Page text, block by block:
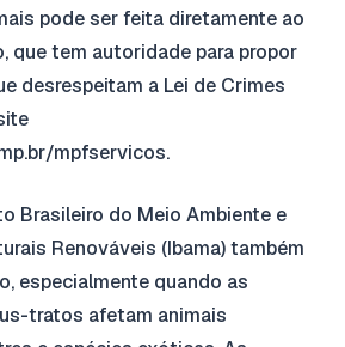
pode ser feita diretamente ao
que tem autoridade para propor
desrespeitam a Lei de Crimes
mpfservicos.
Brasileiro do Meio Ambiente e
Renováveis (Ibama) também
especialmente quando as
tratos afetam animais